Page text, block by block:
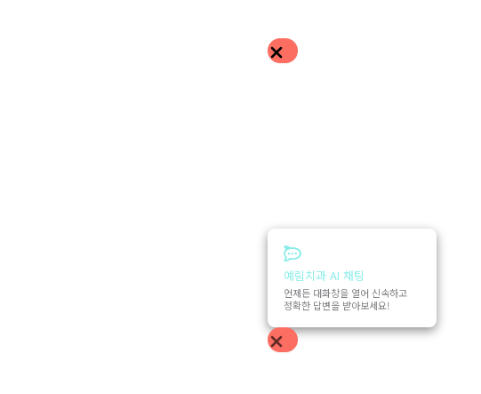
예림치과 AI 채팅
언제든 대화창을 열어 신속하고
정확한 답변을 받아보세요!